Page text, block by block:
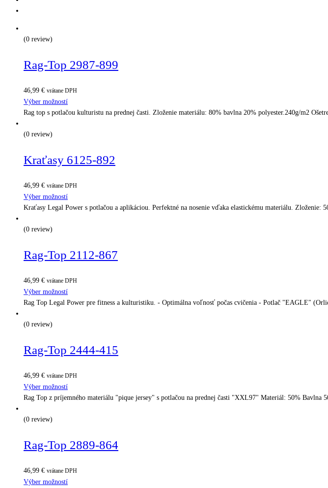
(0 review)
Rag-Top 2987-899
46,99 € vrátane DPH
Výber možností
Rag top s potlačou kulturistu na prednej časti. Zloženie materiálu: 80% bavlna 20% polyester.240g/m2
(0 review)
Kraťasy 6125-892
46,99 € vrátane DPH
Výber možností
Kraťasy Legal Power s potlačou a aplikáciou. Perfektné na nosenie vďaka elastickému materiálu. Zloženie:
(0 review)
Rag-Top 2112-867
46,99 € vrátane DPH
Výber možností
Rag Top Legal Power pre fitness a kulturistiku. - Optimálna voľnosť počas cvičenia - Potlač "EAGLE"
(0 review)
Rag-Top 2444-415
46,99 € vrátane DPH
Výber možností
Rag Top z príjemného materiálu "pique jersey" s potlačou na prednej časti "XXL97" Materiál: 50% Bavlna
(0 review)
Rag-Top 2889-864
46,99 € vrátane DPH
Výber možností